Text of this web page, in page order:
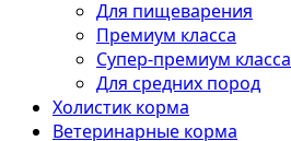
Для пищеварения
Премиум класса
Супер-премиум класса
Для средних пород
Холистик корма
Ветеринарные корма